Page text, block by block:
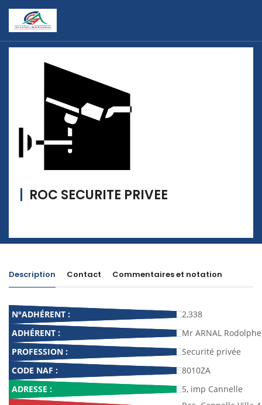
ROC SECURITE PRIVEE
Description Contact Commentaires et notation
N°ADHÉRENT :
2,338
ADHÉRENT :
Mr ARNAL Rodolphe
PROFESSION :
Securité privée
CODE NAF :
8010ZA
ADRESSE :
5, imp Cannelle